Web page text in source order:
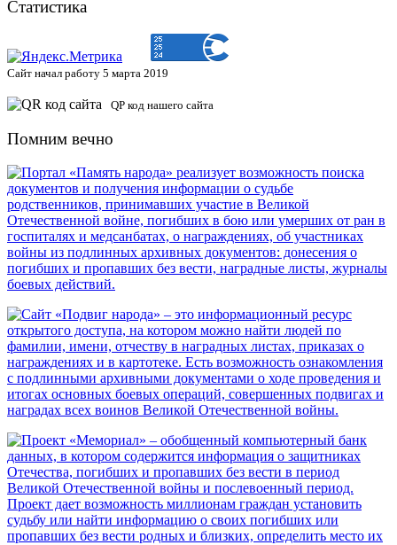
Статистика
Сайт начал работу 5 марта 2019
QP код нашего сайта
Помним вечно